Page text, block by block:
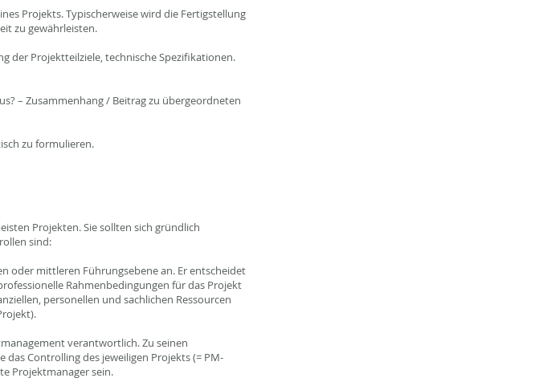
Projekts. Typischerweise wird die Fertigstellung
zu gewährleisten.
der Projektteilziele, technische Spezifikationen.
– Zusammenhang / Beitrag zu übergeordneten
zu formulieren.
Projekten. Sie sollten sich gründlich
sind:
oder mittleren Führungsebene an. Er entscheidet
Rahmenbedingungen für das Projekt
personellen und sachlichen Ressourcen
verantwortlich. Zu seinen
Controlling des jeweiligen Projekts (= PM-
Projektmanager sein.